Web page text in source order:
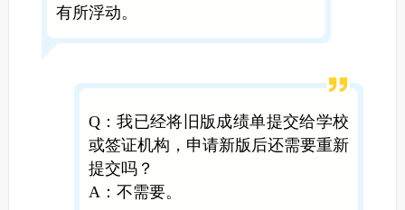
有所浮动。
Q：我已经将旧版成绩单提交给学校
或签证机构，申请新版后还需要重新
提交吗？
A：不需要。